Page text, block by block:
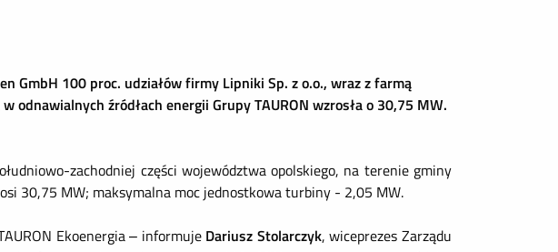
GmbH 100 proc. udziałów firmy Lipniki Sp. z o.o., wraz z farmą
źródłach energii Grupy TAURON wzrosła o 30,75 MW.
zachodniej części województwa opolskiego, na terenie gminy
30,75 MW; maksymalna moc jednostkowa turbiny - 2,05 MW.
Ekoenergia – informuje Dariusz Stolarczyk, wiceprezes Zarządu